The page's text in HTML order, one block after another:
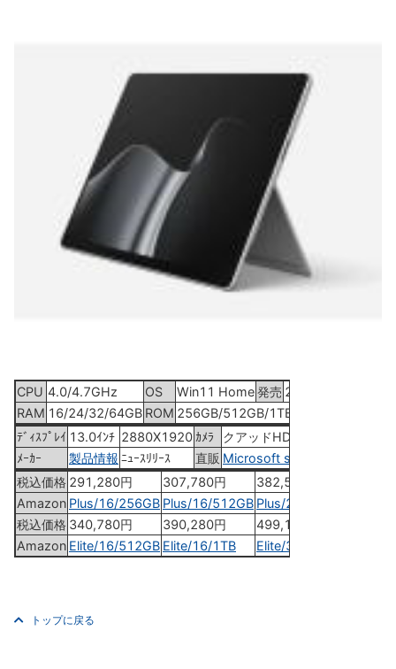
CPU 4.0/4.7GHz OS Win11 Home発売 2026年6月16日
RAM 16/24/32/64GB ROM 256GB/512GB/1TB
ﾃﾞｨｽﾌﾟﾚｲ 13.0ｲﾝﾁ 2880X1920 ｶﾒﾗ
クアッドHD
ﾒｰｶｰ
製品情報 ﾆｭｰｽﾘﾘｰｽ 直販 Microsoft store
税込価格 291,280円 307,780円
382,580円
Amazon Plus/16/256GB Plus/16/512GB Plus/24/512GB
税込価格 340,780円 390,280円
499,180円
Amazon Elite/16/512GB Elite/16/1TB Elite/32/1TB
トップに戻る